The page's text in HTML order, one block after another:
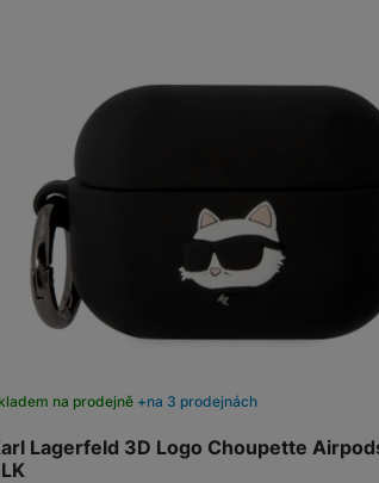
Lagerfeld 3D Logo Choupette
na prodejně na 3 prodejnách